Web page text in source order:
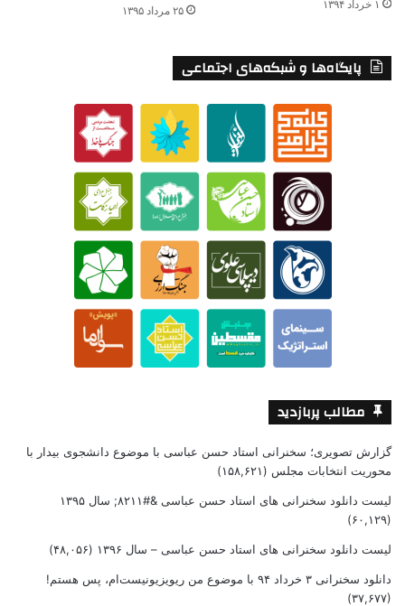
۱ خرداد ۱۳۹۴ ۲۵ مرداد ۱۳۹۵
پایگاه‌ها و شبکه‌های اجتماعی
مطالب پربازدید
گزارش تصویری؛ سخنرانی استاد حسن عباسی با موضوع دانشجوی بیدار با
محوریت انتخابات مجلس (۱۵۸,۶۲۱)
لیست دانلود سخنرانی های استاد حسن عباسی &#۸۲۱۱; سال ۱۳۹۵
(۶۰,۱۲۹)
لیست دانلود سخنرانی های استاد حسن عباسی – سال ۱۳۹۶ (۴۸,۰۵۶)
دانلود سخنرانی ۳ خرداد ۹۴ با موضوع من ریویزیونیست‌ام، پس هستم!
(۳۷,۶۷۷)